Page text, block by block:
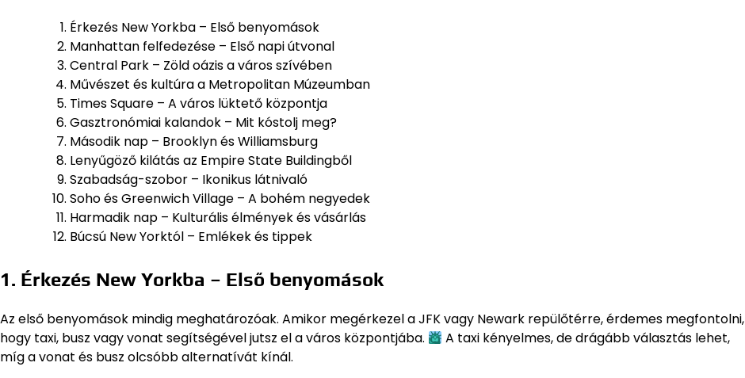
Érkezés New Yorkba – Első benyomások
Manhattan felfedezése – Első napi útvonal
Central Park – Zöld oázis a város szívében
Művészet és kultúra a Metropolitan Múzeumban
Times Square – A város lüktető központja
Gasztronómiai kalandok – Mit kóstolj meg?
Második nap – Brooklyn és Williamsburg
Lenyűgöző kilátás az Empire State Buildingből
Szabadság-szobor – Ikonikus látnivaló
Soho és Greenwich Village – A bohém negyedek
Harmadik nap – Kulturális élmények és vásárlás
Búcsú New Yorktól – Emlékek és tippek
1. Érkezés New Yorkba – Első benyomások
Az első benyomások mindig meghatározóak. Amikor megérkezel a JFK vagy Newark repülőtérre, érdemes megfontolni,
hogy taxi, busz vagy vonat segítségével jutsz el a város központjába.
A taxi kényelmes, de drágább választás lehet,
míg a vonat és busz olcsóbb alternatívát kínál.